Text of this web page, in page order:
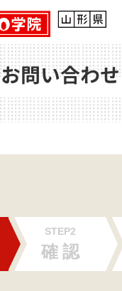
お問い合わせ
STEP2
確 認